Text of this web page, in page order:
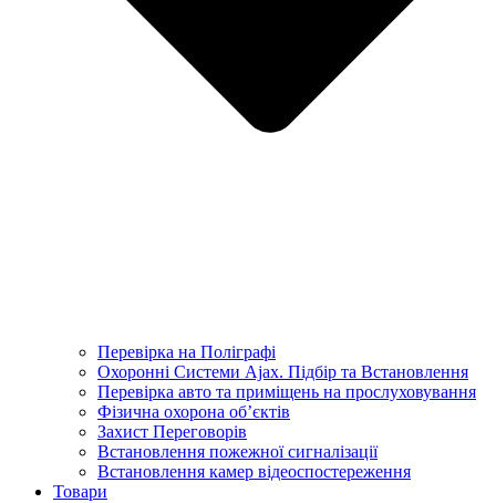
Перевірка на Поліграфі
Охоронні Системи Ajax. Підбір та Встановлення
Перевірка авто та приміщень на прослуховування
Фізична охорона об’єктів
Захист Переговорів
Встановлення пожежної сигналізації
Встановлення камер відеоспостереження
Товари